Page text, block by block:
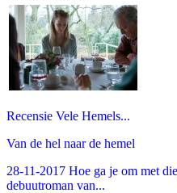
Recensie Vele Hemels...
Van de hel naar de hemel
28-11-2017 Hoe ga je om met
debuutroman van...